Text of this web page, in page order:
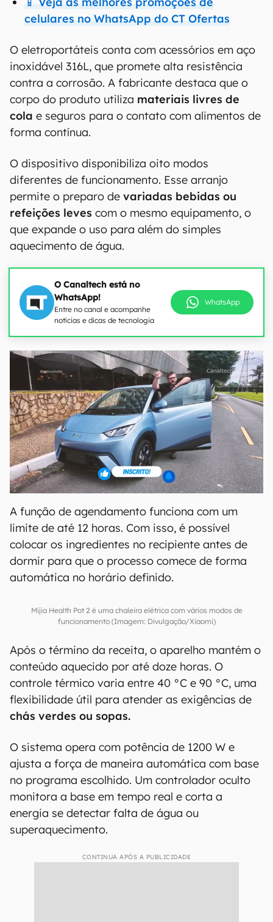
celulares no WhatsApp do CT Ofertas
O eletroportáteis conta com acessórios em aço
inoxidável 316L, que promete alta resistência
contra a corrosão. A fabricante destaca que o
corpo do produto utiliza materiais livres de
cola e seguros para o contato com alimentos de
forma contínua.
O dispositivo disponibiliza oito modos
diferentes de funcionamento. Esse arranjo
permite o preparo de variadas bebidas ou
refeições leves com o mesmo equipamento, o
que expande o uso para além do simples
aquecimento de água.
O Canaltech está no
WhatsApp!
Entre no canal e acompanhe
notícias e dicas de tecnologia
WhatsApp
A função de agendamento funciona com um
limite de até 12 horas. Com isso, é possível
colocar os ingredientes no recipiente antes de
dormir para que o processo comece de forma
automática no horário definido.
Mijia Health Pot 2 é uma chaleira elétrica com vários modos de
funcionamento (Imagem: Divulgação/Xiaomi)
Após o término da receita, o aparelho mantém o
conteúdo aquecido por até doze horas. O
controle térmico varia entre 40 °C e 90 °C, uma
flexibilidade útil para atender as exigências de
chás verdes ou sopas.
O sistema opera com potência de 1200 W e
ajusta a força de maneira automática com base
no programa escolhido. Um controlador oculto
monitora a base em tempo real e corta a
energia se detectar falta de água ou
superaquecimento.
CONTINUA APÓS A PUBLICIDADE